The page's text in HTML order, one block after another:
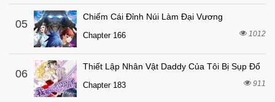
Chapter 145 8 tháng trước
Chapter 144
Chapter 143 8 tháng trước
Chapter 142 8 tháng trước
Chapter 141
05
Chiếm Cái Đỉnh Núi Làm Đại Vương
Chapter 166 1012
06
Thiết Lập Nhân Vật Daddy Của Tôi Bị Sụp Đổ
Chapter 183 911